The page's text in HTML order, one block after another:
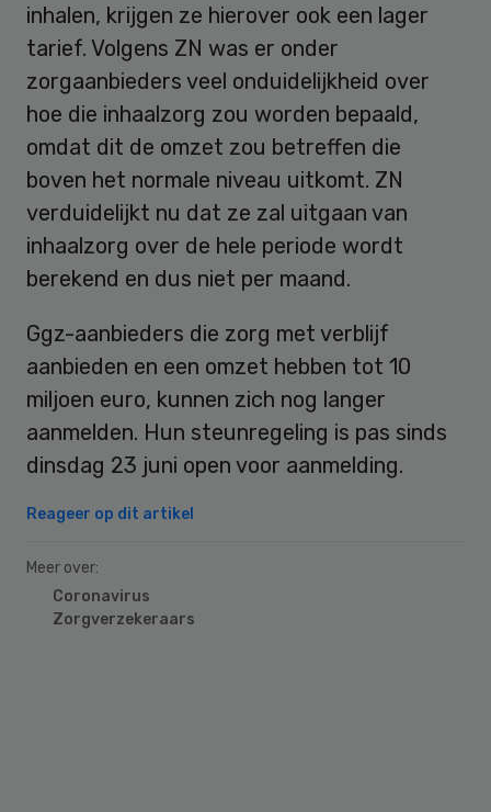
inhalen, krijgen ze hierover ook een lager
tarief. Volgens ZN was er onder
zorgaanbieders veel onduidelijkheid over
hoe die inhaalzorg zou worden bepaald,
omdat dit de omzet zou betreffen die
boven het normale niveau uitkomt. ZN
verduidelijkt nu dat ze zal uitgaan van
inhaalzorg over de hele periode wordt
berekend en dus niet per maand.
Ggz-aanbieders die zorg met verblijf
aanbieden en een omzet hebben tot 10
miljoen euro, kunnen zich nog langer
aanmelden. Hun steunregeling is pas sinds
dinsdag 23 juni open voor aanmelding.
Reageer op dit artikel
Meer over:
Coronavirus
Zorgverzekeraars